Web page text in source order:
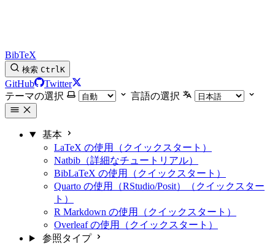
BibTeX
検索 CtrlK
GitHub
Twitter
テーマの選択
言語の選択
基本
LaTeX の使用（クイックスタート）
Natbib（詳細なチュートリアル）
BibLaTeX の使用（クイックスタート）
Quarto の使用（RStudio/Posit）（クイックスター
ト）
R Markdown の使用（クイックスタート）
Overleaf の使用（クイックスタート）
参照タイプ